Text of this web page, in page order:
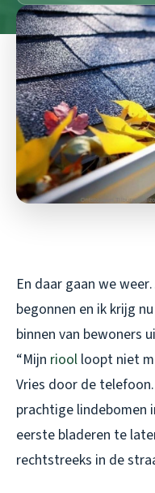
En daar gaan we
begonnen en ik krijg
binnen van bewoners
“Mijn riool loopt niet
Vries door de
prachtige lindebomen
eerste bladeren te
rechtstreeks in de